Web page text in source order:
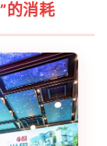
的消耗